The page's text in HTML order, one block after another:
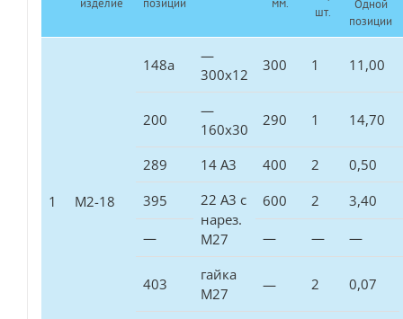
изделие
позиции
мм.
шт.
Одной
позиции
1 М2-18
148а
—
300х12
300 1 11,00
200
—
160х30
290 1 14,70
289 14 А3 400 2
0,50
395
22 А3 с
нарез.
М27
600 2 3,40
— — — —
403
гайка
М27
— 2 0,07